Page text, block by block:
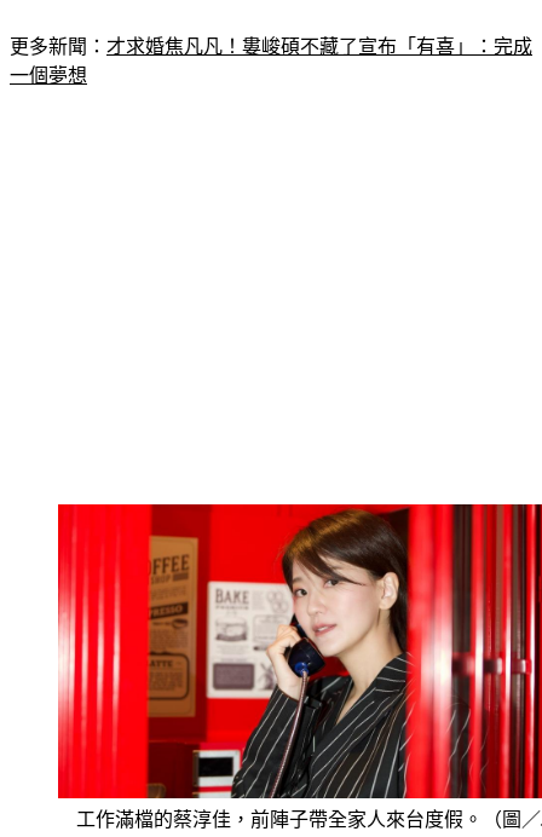
更多新聞： 才求婚焦凡凡！婁峻碩不藏了宣布「有喜」：完成
一個夢想
工作滿檔的蔡淳佳，前陣子帶全家人來台度假。（圖／